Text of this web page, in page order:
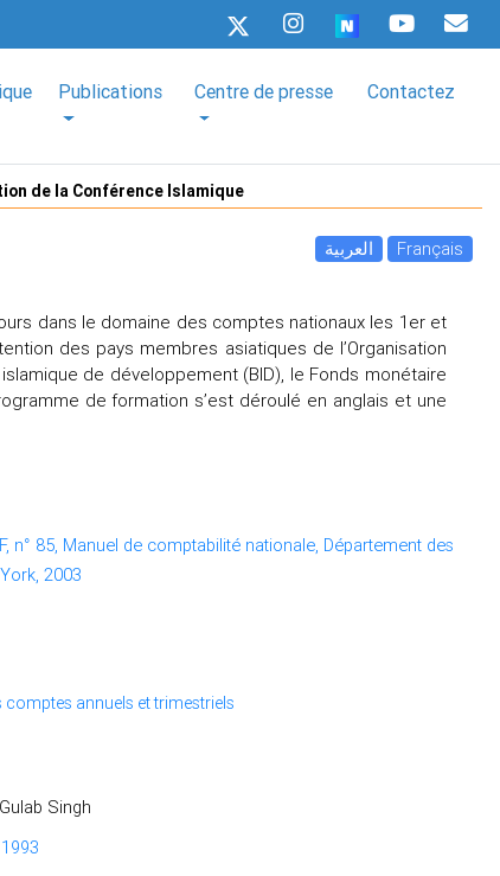
Publications Centre de presse Contactez
de la Conférence Islamique
العربية Français
dans le domaine des comptes nationaux les 1er et
des pays membres asiatiques de l’Organisation
de développement (BID), le Fonds monétaire
de formation s’est déroulé en anglais et une
85, Manuel de comptabilité nationale, Département des
2003
annuels et trimestriels
Singh